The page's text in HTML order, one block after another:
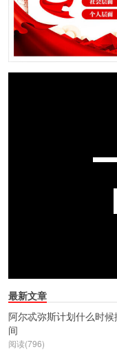
最新文章
阿尔忒弥斯计划什么时
间
阅读(796)